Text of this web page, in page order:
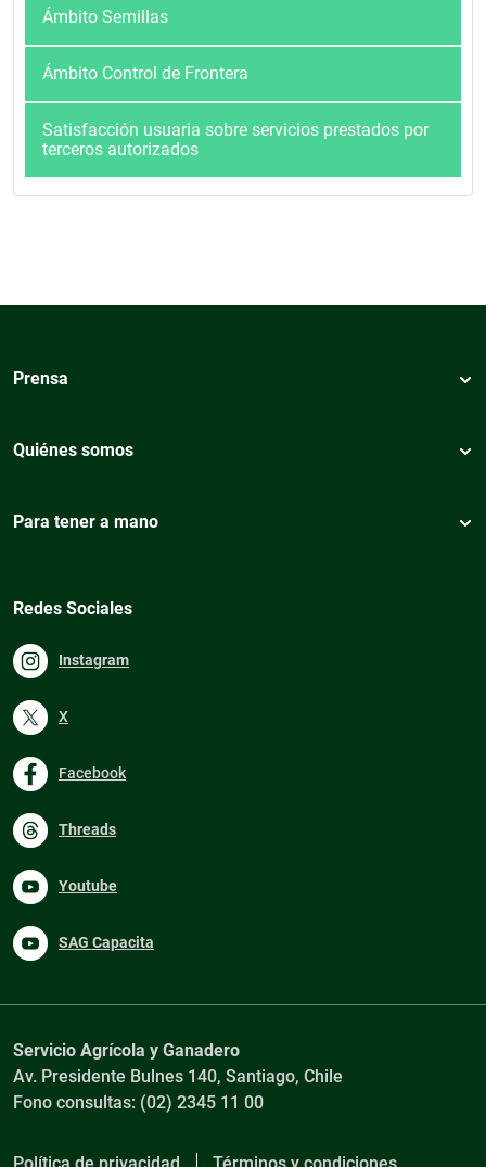
Ámbito Semillas
Ámbito Control de Frontera
Satisfacción usuaria sobre servicios prestados por
terceros autorizados
Prensa
Quiénes somos
Para tener a mano
Redes Sociales
Instagram
X
Facebook
Threads
Youtube
SAG Capacita
Servicio Agrícola y Ganadero
Av. Presidente Bulnes 140, Santiago, Chile
Fono consultas: (02) 2345 11 00